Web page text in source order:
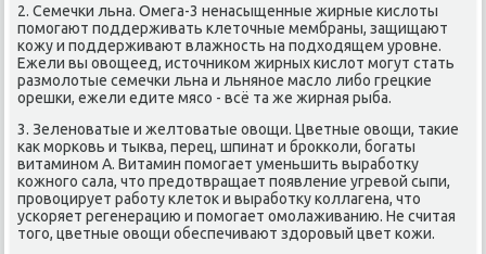
2. Семечки льна. Омега-3 ненасыщенные жирные кислоты
помогают поддерживать клеточные мембраны, защищают
кожу и поддерживают влажность на подходящем уровне.
Ежели вы овощеед, источником жирных кислот могут стать
размолотые семечки льна и льняное масло либо грецкие
орешки, ежели едите мясо - всё та же жирная рыба.
3. Зеленоватые и желтоватые овощи. Цветные овощи, такие
как морковь и тыква, перец, шпинат и брокколи, богаты
витамином А. Витамин помогает уменьшить выработку
кожного сала, что предотвращает появление угревой сыпи,
провоцирует работу клеток и выработку коллагена, что
ускоряет регенерацию и помогает омолаживанию. Не считая
того, цветные овощи обеспечивают здоровый цвет кожи.